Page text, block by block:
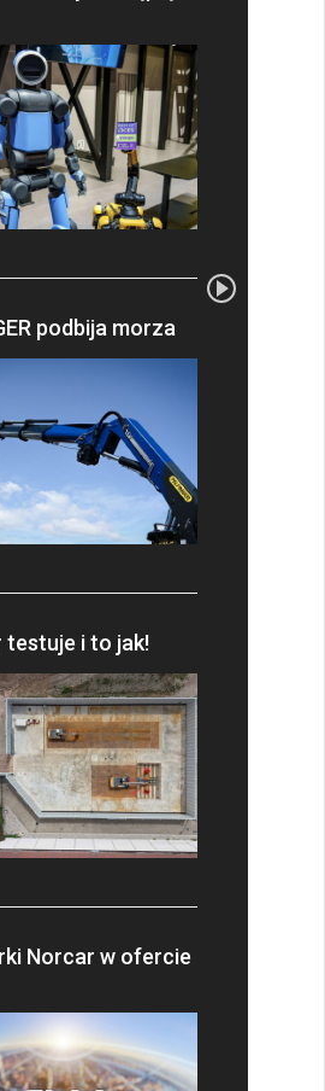
podbija morza
testuje i to jak!
Norcar w ofercie